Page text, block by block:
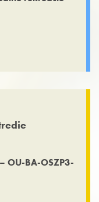
OU-BA-OSZP3-